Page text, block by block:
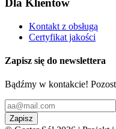
Dla Klientów
Kontakt z obsługą
Certyfikat jakości
Zapisz się do newslettera
Bądźmy w kontakcie!
Zapisz